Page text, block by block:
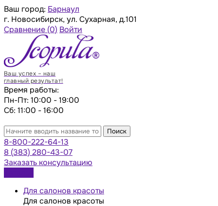
Ваш город: Барнаул
г. Новосибирск, ул. Сухарная, д.101
Сравнение (0) Войти
Ваш успех – наш
главный результат!
Время работы:
Пн-Пт: 10:00 - 19:00
Сб: 11:00 - 16:00
Поиск
8-800-222-64-13
8 (383) 280-43-07
Заказать консультацию
Для салонов красоты
Для салонов красоты